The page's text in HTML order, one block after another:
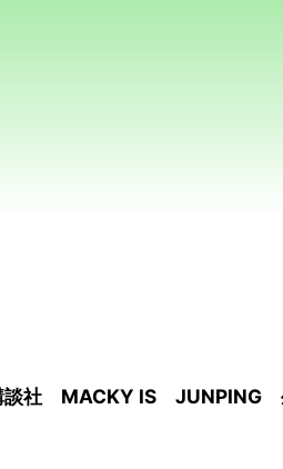
談社 MACKY IS